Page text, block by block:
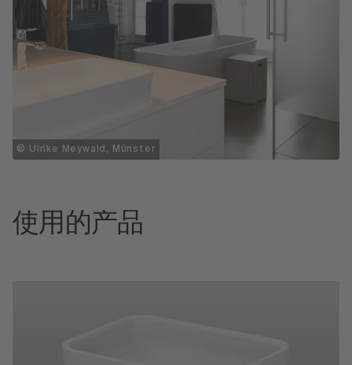
© Ulrike Meywald, Münster
使用的产品